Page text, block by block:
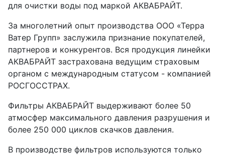
для очистки воды под маркой АКВАБРАЙТ.
За многолетний опыт производства ООО «Терра
Ватер Групп» заслужила признание покупателей,
партнеров и конкурентов. Вся продукция линейки
АКВАБРАЙТ застрахована ведущим страховым
органом с международным статусом - компанией
РОСГОССТРАХ.
Фильтры АКВАБРАЙТ выдерживают более 50
атмосфер максимального давления разрушения и
более 250 000 циклов скачков давления.
В производстве фильтров используются только